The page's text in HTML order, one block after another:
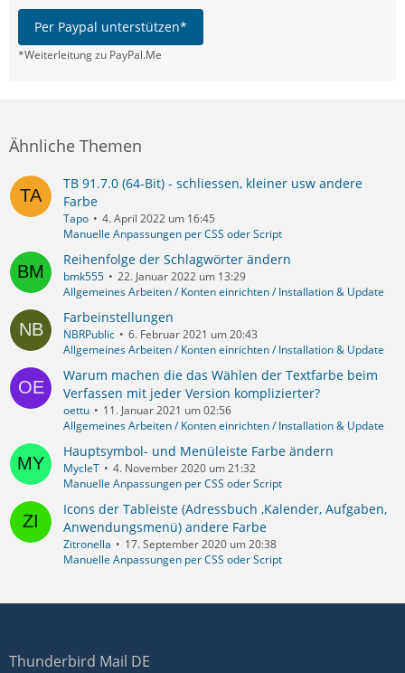
Per Paypal unterstützen*
*Weiterleitung zu PayPal.Me
Ähnliche Themen
TB 91.7.0 (64-Bit) - schliessen, kleiner usw andere
Farbe
Tapo
4. April 2022 um 16:45
Manuelle Anpassungen per CSS oder Script
Reihenfolge der Schlagwörter ändern
bmk555
22. Januar 2022 um 13:29
Allgemeines Arbeiten / Konten einrichten / Installation & Update
Farbeinstellungen
NBRPublic
6. Februar 2021 um 20:43
Allgemeines Arbeiten / Konten einrichten / Installation & Update
Warum machen die das Wählen der Textfarbe beim
Verfassen mit jeder Version komplizierter?
oettu
11. Januar 2021 um 02:56
Allgemeines Arbeiten / Konten einrichten / Installation & Update
Hauptsymbol- und Menüleiste Farbe ändern
MycleT
4. November 2020 um 21:32
Manuelle Anpassungen per CSS oder Script
Icons der Tableiste (Adressbuch ,Kalender, Aufgaben,
Anwendungsmenü) andere Farbe
Zitronella
17. September 2020 um 20:38
Manuelle Anpassungen per CSS oder Script
Thunderbird Mail DE